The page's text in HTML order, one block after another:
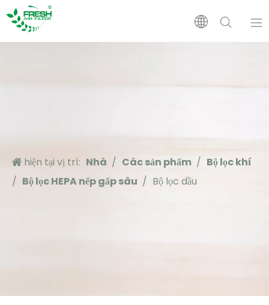
Ứng dụng
hiện tại vị trí: Nhà / Các sản phẩm / Bộ lọc khí
/ Bộ lọc HEPA nếp gấp sâu / Bộ lọc dầu